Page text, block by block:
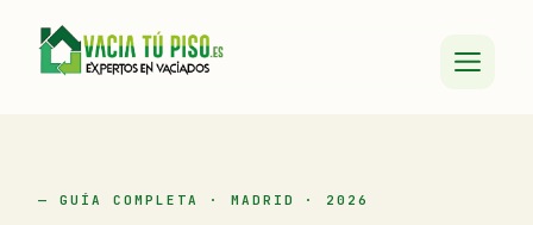
— GUÍA COMPLETA · MADRID · 2026